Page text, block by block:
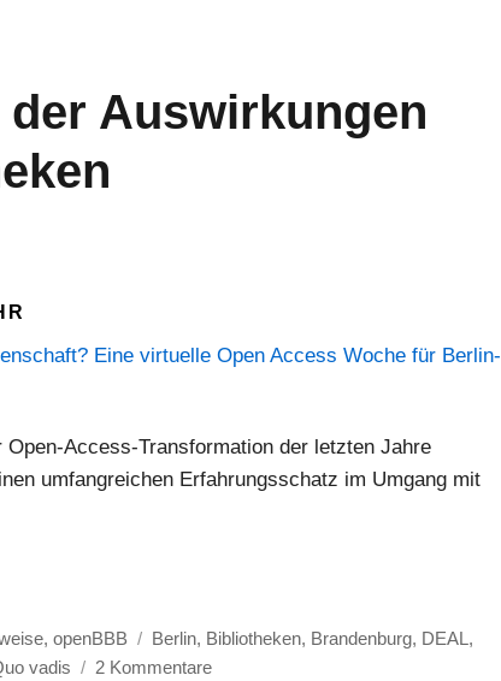
Auswirkungen
Eine virtuelle Open Access Woche für Berlin-
Access-Transformation der letzten Jahre
umfangreichen Erfahrungsschatz im Umgang mit
,openBBB Schlagwörter
Berlin, Bibliotheken, Brandenburg, DEAL ,
vadis 2 Kommentarezu